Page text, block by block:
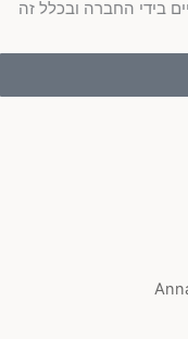
בידי החברה ובכלל זה